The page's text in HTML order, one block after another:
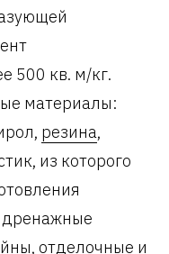
500 кв. м/кг.
материалы:
резина,
из которого
дренажные
отделочные и